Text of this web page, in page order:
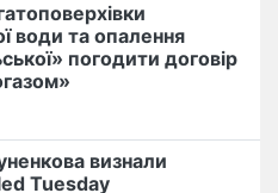
води та опалення
погодити договір
визнали
Tuesday